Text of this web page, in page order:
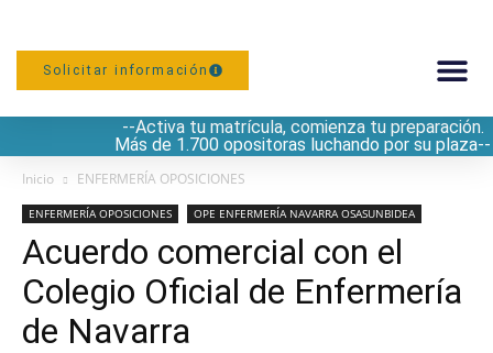
Solicitar información
--Activa tu matrícula, comienza tu preparación.
Más de 1.700 opositoras luchando por su plaza--
Inicio ENFERMERÍA OPOSICIONES
ENFERMERÍA OPOSICIONES OPE ENFERMERÍA NAVARRA OSASUNBIDEA
Acuerdo comercial con el
Colegio Oficial de Enfermería
de Navarra